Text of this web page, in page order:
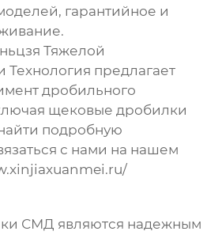
гарантийное и
Тяжелой
предлагает
дробильного
щековые дробилки
подробную
с нами на нашем
СМД являются надежным